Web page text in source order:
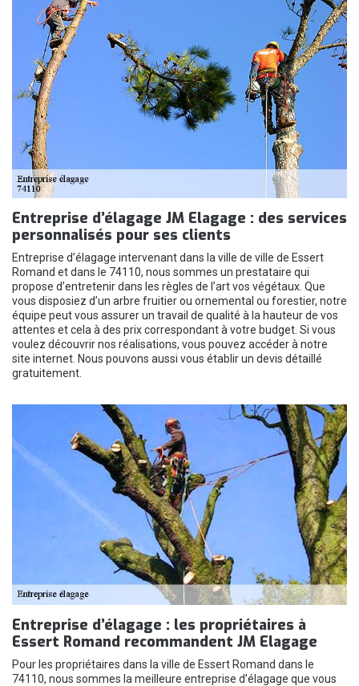
Entreprise d’élagage JM Elagage : des services
personnalisés pour ses clients
Entreprise d’élagage intervenant dans la ville de ville de Essert
Romand et dans le 74110, nous sommes un prestataire qui
propose d’entretenir dans les règles de l’art vos végétaux. Que
vous disposiez d’un arbre fruitier ou ornemental ou forestier, notre
équipe peut vous assurer un travail de qualité à la hauteur de vos
attentes et cela à des prix correspondant à votre budget. Si vous
voulez découvrir nos réalisations, vous pouvez accéder à notre
site internet. Nous pouvons aussi vous établir un devis détaillé
gratuitement.
Entreprise d’élagage : les propriétaires à
Essert Romand recommandent JM Elagage
Pour les propriétaires dans la ville de Essert Romand dans le
74110, nous sommes la meilleure entreprise d’élagage que vous